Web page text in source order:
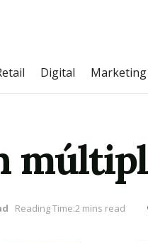
Digital Marketing
Reading Time:2 mins read